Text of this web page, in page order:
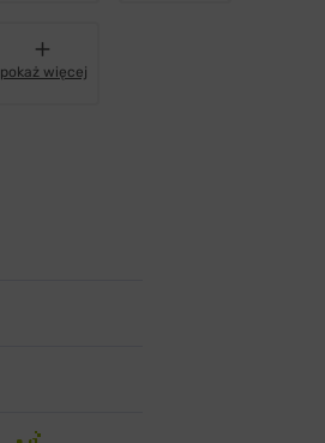
pokaż więcej